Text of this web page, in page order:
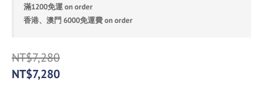
滿1200免運 on order
香港、澳門 6000免運費 on order
NT$7,280
NT$7,280